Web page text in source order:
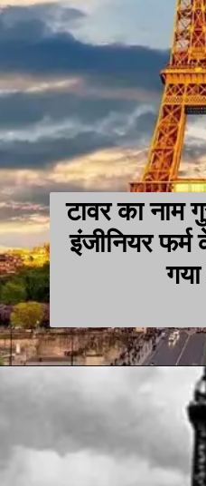
टावर का नाम
इंजीनियर